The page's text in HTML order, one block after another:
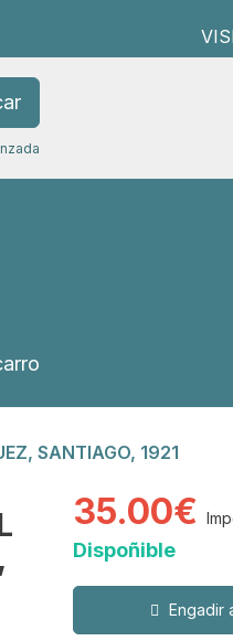
SANTIAGO, 1921
35.00€
Dispoñible
Engadir